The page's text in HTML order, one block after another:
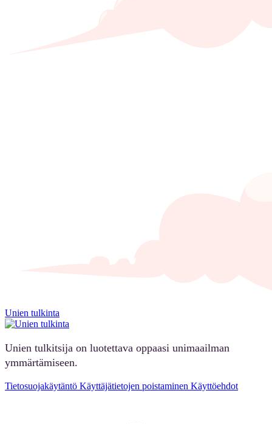
Unien tulkinta
Unien tulkitsija on luotettava oppaasi unimaailman
ymmärtämiseen.
Tietosuojakäytäntö Käyttäjätietojen poistaminen Käyttöehdot